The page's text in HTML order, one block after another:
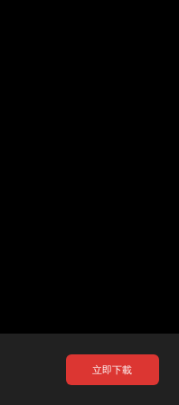
立即下載